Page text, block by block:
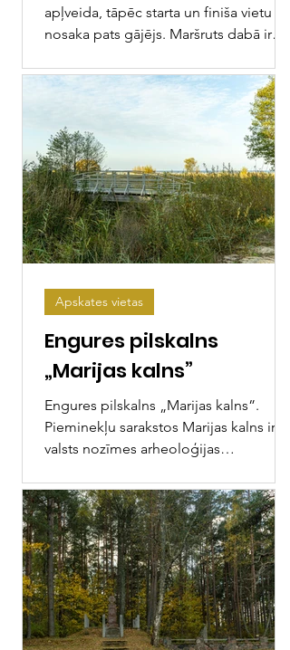
apļveida, tāpēc starta un finiša vietu
nosaka pats gājējs. Maršruts dabā ir
Engures pilskalns
„Marijas kalns”
Engures pilskalns „Marijas kalns”.
Pieminekļu sarakstos Marijas kalns ir
valsts nozīmes arheoloģijas
Apskates vietas